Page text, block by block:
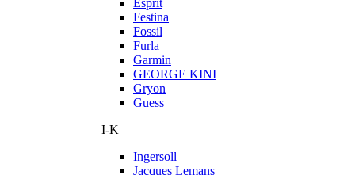
Esprit
Festina
Fossil
Furla
Garmin
GEORGE KINI
Gryon
Guess
I-K
Ingersoll
Jacques Lemans